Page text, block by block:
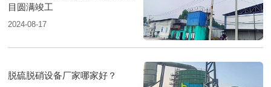
目圆满竣工
2024-08-17
脱硫脱硝设备厂家哪家好？